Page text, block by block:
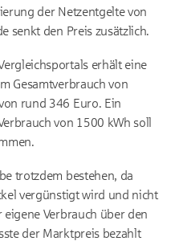
der Netzentgelte von
senkt den Preis zusätzlich.
erhält eine
Gesamtverbrauch von
rund 346 Euro. Ein
von 1500 kWh soll
trotzdem bestehen, da
vergünstigt wird und nicht
eigene Verbrauch über den
der Marktpreis bezahlt